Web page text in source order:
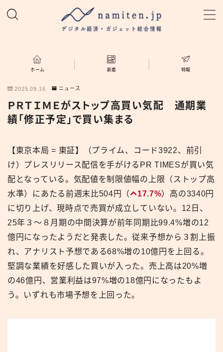
ホーム
新着
namiten.jp
ホーム 新着 特報
2025.09.16 ニュース
ＰＲＴＩＭＥがストップ高買い気配 通期業
績「修正予定」で買い集まる
【東京本局 = 東証】（プライム、コード3922、前引
け）プレスリリース配信を手がけるPR TIMESが買い気
配となっている。気配値を制限値幅の上限（ストップ高
水準）にあたる前週末比504円（
17.7%）高の3340円
に切り上げ、現時点で売買が成立していない。12日、
25年３〜８月期の中間決算が前年同期比99.4%増の12
億円になったようだと発表した。従来予想から３割上振
れ、アナリスト予想である68%増の10億円を上回る。
堅調な業績を好感した買いが入った。売上高は20%増
の46億円、営業利益は97%増の18億円になったもよ
う。いずれも市場予想を上回った。